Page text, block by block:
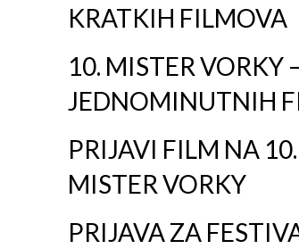
KRATKIH FILMOVA
10. MISTER VORKY
JEDNOMINUTNIH
PRIJAVI FILM NA
MISTER VORKY
PRIJAVA ZA